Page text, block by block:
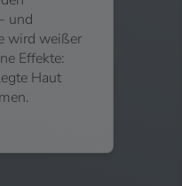
und
wird weißer
Effekte:
Haut